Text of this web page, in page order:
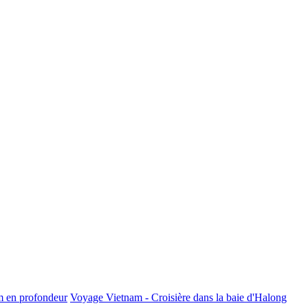
en profondeur Voyage Vietnam - Croisière dans la baie d'Halong